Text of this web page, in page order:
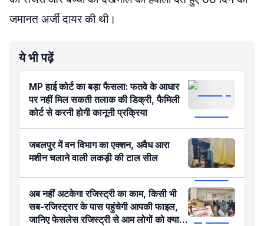
जमानत अर्जी दायर की थी।
ये भी पढ़ें
MP हाई कोर्ट का बड़ा फैसला: फतवे के आधार
पर नहीं मिल सकती तलाक की डिक्री, फैमिली
कोर्ट से करनी होगी कानूनी प्रक्रिया
जबलपुर में वन विभाग का एक्शन, अवैध आरा
मशीन चलाने वाली लकड़ी की टाल सील
अब नहीं अटकेगा रजिस्ट्री का काम, किसी भी
सब-रजिस्ट्रार के पास पहुंचेगी आपकी फाइल,
जानिए फेसलेस रजिस्ट्री से आम लोगों को क्या